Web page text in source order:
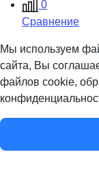
0
Сравнение
Мы используем
сайта, Вы
файлов cookie,